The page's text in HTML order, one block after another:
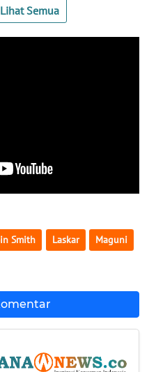
Lihat Semua
Smith Laskar Maguni